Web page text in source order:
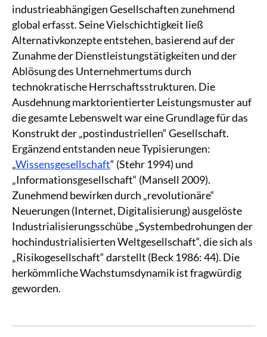
industrieabhängigen Gesellschaften zunehmend
global erfasst. Seine Vielschichtigkeit ließ
Alternativkonzepte entstehen, basierend auf der
Zunahme der Dienstleistungstätigkeiten und der
Ablösung des Unternehmertums durch
technokratische Herrschaftsstrukturen. Die
Ausdehnung marktorientierter Leistungsmuster auf
die gesamte Lebenswelt war eine Grundlage für das
Konstrukt der „postindustriellen“ Gesellschaft.
Ergänzend entstanden neue Typisierungen:
„Wissensgesellschaft“ (Stehr 1994) und
„Informationsgesellschaft“ (Mansell 2009).
Zunehmend bewirken durch „revolutionäre“
Neuerungen (Internet, Digitalisierung) ausgelöste
Industrialisierungsschübe „Systembedrohungen der
hochindustrialisierten Weltgesellschaft“, die sich als
„Risikogesellschaft“ darstellt (Beck 1986: 44). Die
herkömmliche Wachstumsdynamik ist fragwürdig
geworden.